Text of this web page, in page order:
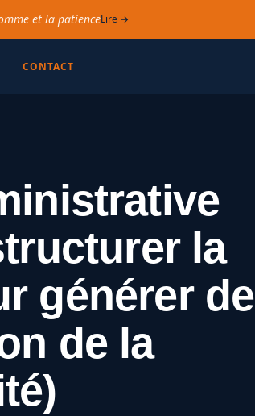
et la patienceLire →
CONTACT
la
générer de
de la